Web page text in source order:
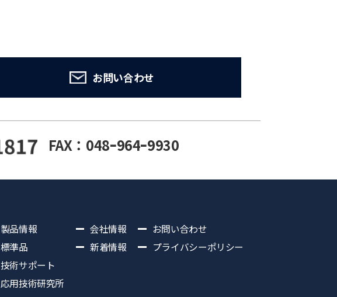
お問い合わせ
FAX：048ｰ964ｰ9930
製品情報
標準品
技術サポート
応用技術研究所
会社情報
新着情報
お問い合わせ
プライバシーポリシー